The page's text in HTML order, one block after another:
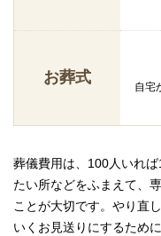
お葬式
自宅
葬儀費用は、100人いれ
たい所などをふまえて、
ことが大切です。やり直
いくお見送りにするため